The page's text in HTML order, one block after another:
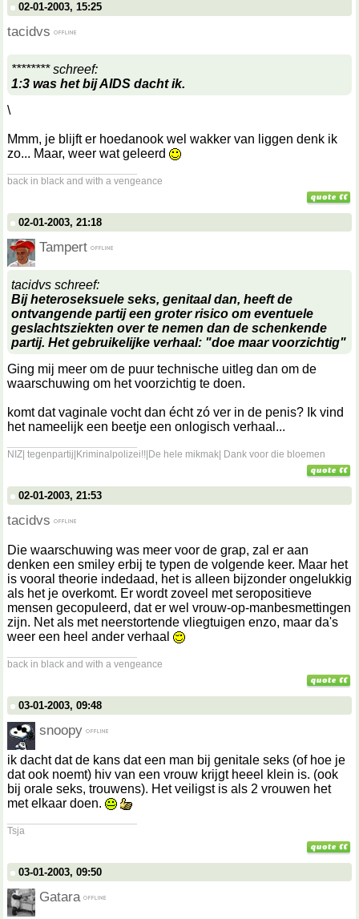
02-01-2003, 15:25
tacidvs
******** schreef:
1:3 was het bij AIDS dacht ik.
\
Mmm, je blijft er hoedanook wel wakker van liggen denk ik
zo... Maar, weer wat geleerd
back in black and with a vengeance
02-01-2003, 21:18
Tampert
tacidvs schreef:
Bij heteroseksuele seks, genitaal dan, heeft de
ontvangende partij een groter risico om eventuele
geslachtsziekten over te nemen dan de schenkende
partij. Het gebruikelijke verhaal: "doe maar voorzichtig"
Ging mij meer om de puur technische uitleg dan om de
waarschuwing om het voorzichtig te doen.
komt dat vaginale vocht dan écht zó ver in de penis? Ik vind
het nameelijk een beetje een onlogisch verhaal...
NIZ| tegenpartij|Kriminalpolizei!!|De hele mikmak| Dank voor die bloemen
02-01-2003, 21:53
tacidvs
Die waarschuwing was meer voor de grap, zal er aan
denken een smiley erbij te typen de volgende keer. Maar het
is vooral theorie indedaad, het is alleen bijzonder ongelukkig
als het je overkomt. Er wordt zoveel met seropositieve
mensen gecopuleerd, dat er wel vrouw-op-manbesmettingen
zijn. Net als met neerstortende vliegtuigen enzo, maar da's
weer een heel ander verhaal
back in black and with a vengeance
03-01-2003, 09:48
snoopy
ik dacht dat de kans dat een man bij genitale seks (of hoe je
dat ook noemt) hiv van een vrouw krijgt heeel klein is. (ook
bij orale seks, trouwens). Het veiligst is als 2 vrouwen het
met elkaar doen.
Tsja
03-01-2003, 09:50
Gatara